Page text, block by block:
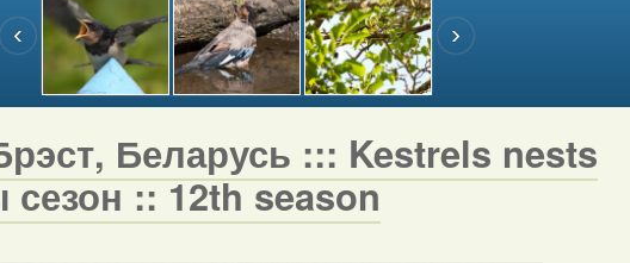
Беларусь ::: Kestrels nests
:: 12th season